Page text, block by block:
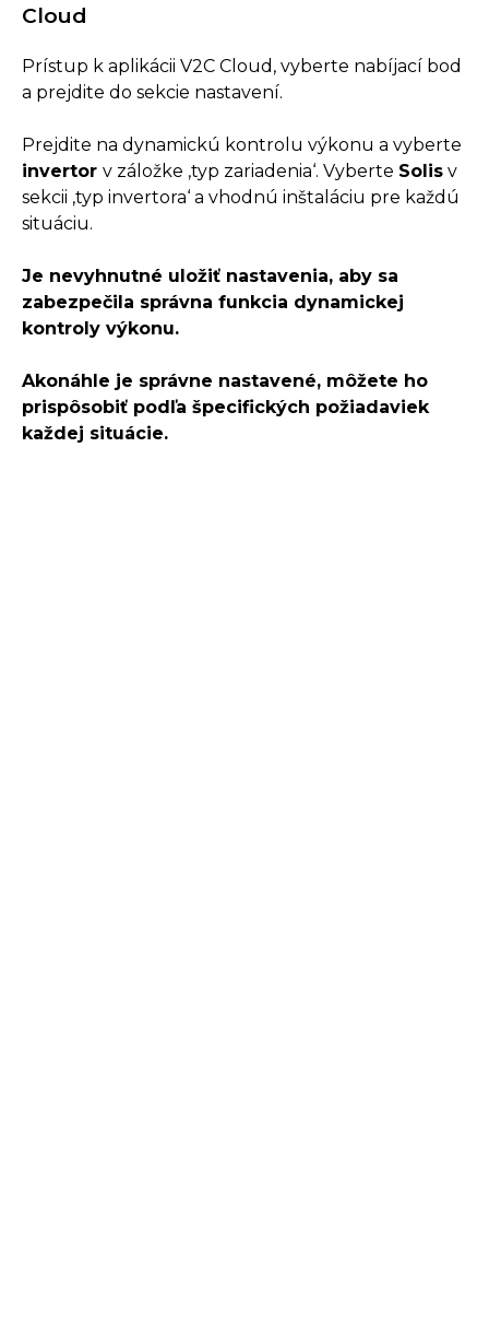
Cloud
Prístup k aplikácii V2C Cloud, vyberte nabíjací bod
a prejdite do sekcie nastavení.
Prejdite na dynamickú kontrolu výkonu a vyberte
invertor v záložke ‚typ zariadenia‘. Vyberte Solis v
sekcii ‚typ invertora‘ a vhodnú inštaláciu pre každú
situáciu.
Je nevyhnutné uložiť nastavenia, aby sa
zabezpečila správna funkcia dynamickej
kontroly výkonu.
Akonáhle je správne nastavené, môžete ho
prispôsobiť podľa špecifických požiadaviek
každej situácie.